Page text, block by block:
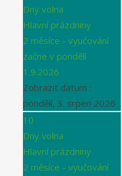
Dny volna
Hlavní prázdniny
2 měsíce - vyučování
začne v pondělí
1.9.2026
Zobrazit datum :
pondělí, 3. srpen 2026
10
Dny volna
Hlavní prázdniny
2 měsíce - vyučování